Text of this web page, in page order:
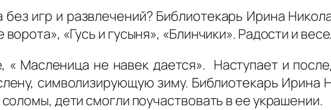
игр и развлечений? Библиотекарь Ирина
«Гусь и гусыня», «Блинчики». Радости и
« Масленица не навек дается». Наступает и
символизирующую зиму. Библиотекарь Ирина
дети смогли поучаствовать в ее украшении.